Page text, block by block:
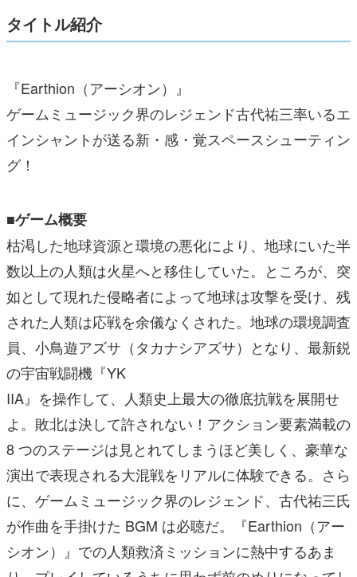
タイトル紹介
『Earthion（アーシオン）』
ゲームミュージック界のレジェンド古代祐三率いるエ
インシャントが送る新・感・覚スペースシューティン
グ！
■ゲーム概要
枯渇した地球資源と環境の悪化により、地球にいた半
数以上の人類は火星へと移住していた。ところが、突
如として現れた侵略者によって地球は攻撃を受け、残
された人類は応戦を余儀なくされた。地球の環境調査
員、小鳥遊アズサ（タカナシアズサ）となり、最新鋭
の宇宙戦闘機『YK
IIA』を操作して、人類史上最大の徹底抗戦を展開せ
よ。敗北は決して許されない！アクション要素満載の
8 つのステージは見とれてしまうほど美しく、豪華な
演出で表現される大混戦をリアルに体験できる。さら
に、ゲームミュージック界のレジェンド、古代祐三氏
が作曲を手掛けた BGM は必聴だ。『Earthion（アー
シオン）』での人類救済ミッションに熱中するあま